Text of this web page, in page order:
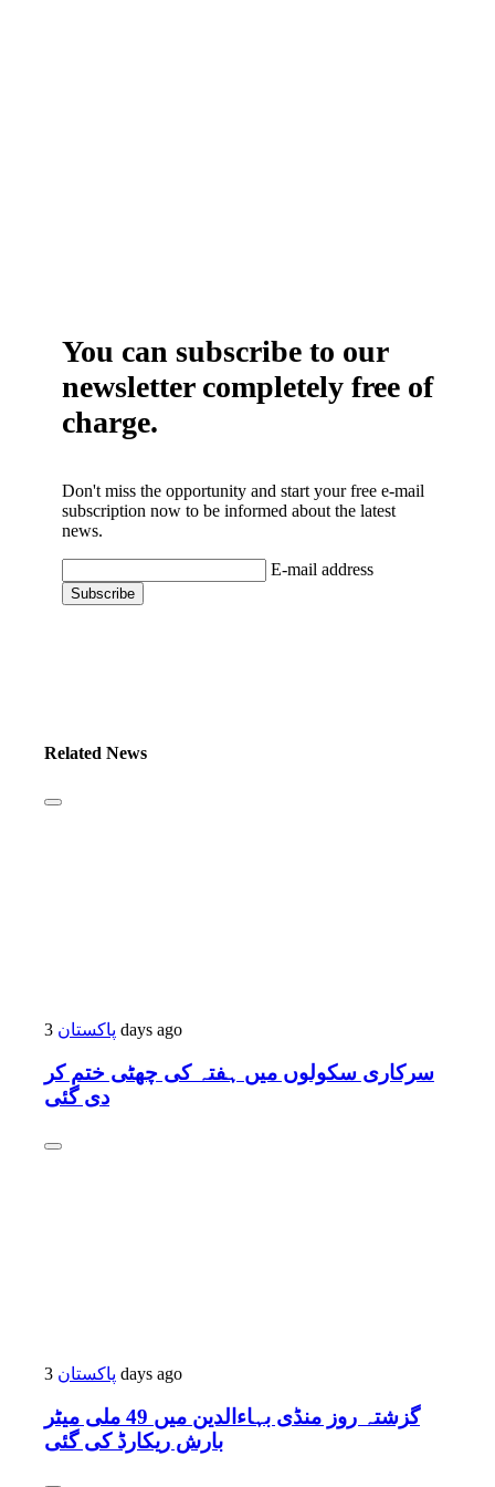
You can subscribe to our
newsletter completely free of
charge.
Don't miss the opportunity and start your free e-mail
subscription now to be informed about the latest
news.
E-mail address
Related News
پاکستان 3 days ago
سرکاری سکولوں میں ہفتہ کی چھٹی ختم کر
دی گئی
پاکستان 3 days ago
گزشتہ روز منڈی بہاءالدین میں 49 ملی میٹر
بارش ریکارڈ کی گئی